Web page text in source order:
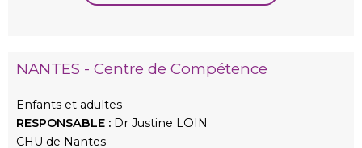
NANTES - Centre de Compétence
Enfants et adultes
RESPONSABLE : Dr Justine LOIN
CHU de Nantes